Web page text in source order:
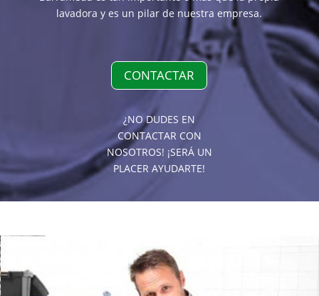
lavadora y es un pilar de nuestra empresa.
CONTACTAR
¿NO DUDES EN
CONTACTAR CON
NOSOTROS! ¡SERÁ UN
PLACER AYUDARTE!